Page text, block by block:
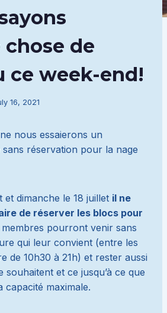
de
ce week-end!
16, 2021
nous essaierons un
réservation pour la nage
et dimanche le 18 juillet il ne
de réserver les blocs pour
membres pourront venir sans
qui leur convient (entre les
de 10h30 à 21h) et rester aussi
souhaitent et ce jusqu’à ce que
capacité maximale.